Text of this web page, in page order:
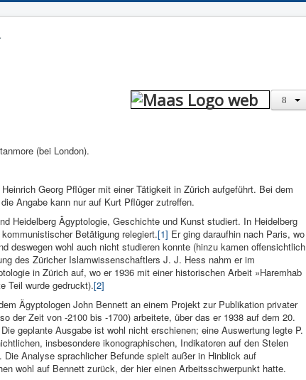
(bei London).
Georg Pflüger mit einer Tätigkeit in Zürich aufgeführt. Bei dem
Angabe kann nur auf Kurt Pflüger zutreffen.
Heidelberg Ägyptologie, Geschichte und Kunst studiert. In Heidelberg
Betätigung relegiert.[1] Er ging daraufhin nach Paris, wo
deswegen wohl auch nicht studieren konnte (hinzu kamen offensichtlich
des Züricher Islamwissenschaftlers J. J. Hess nahm er im
in Zürich auf, wo er 1936 mit einer historischen Arbeit »Haremhab
Teil wurde gedruckt).[2]
Ägyptologen John Bennett an einem Projekt zur Publikation privater
der Zeit von -2100 bis -1700) arbeitete, über das er 1938 auf dem 20.
Die geplante Ausgabe ist wohl nicht erschienen; eine Auswertung legte P.
insbesondere ikonographischen, Indikatoren auf den Stelen
Analyse sprachlicher Befunde spielt außer in Hinblick auf
wohl auf Bennett zurück, der hier einen Arbeitsschwerpunkt hatte.